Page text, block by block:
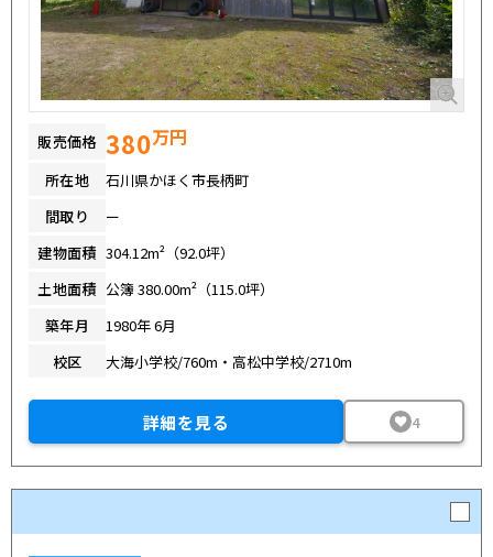
販売価格 380万円
所在地
石川県かほく市長柄町
間取り
ー
建物面積 304.12m²（92.0坪）
土地面積 公簿 380.00m²（115.0坪）
築年月
1980年 6月
校区
大海小学校/760m・高松中学校/2710m
詳細を見る 4